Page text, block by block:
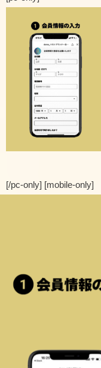
[/pc-only] [mobile-only]